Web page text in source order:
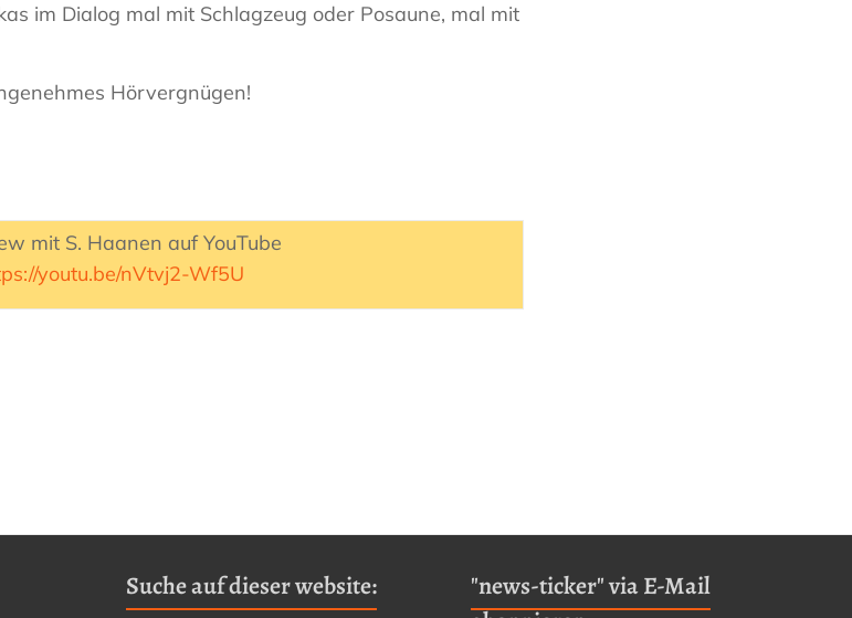
im Dialog mal mit Schlagzeug oder Posaune, mal mit
Hörvergnügen!
mit S. Haanen auf YouTube
youtu.be/nVtvj2-Wf5U
Suche auf dieser website:
"news-ticker" via E-Mail